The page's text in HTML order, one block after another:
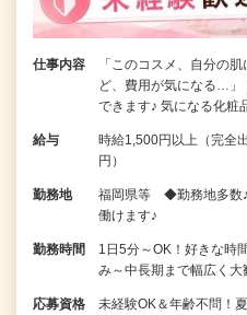
仕事内容
「このコスメ、自分の
ど、費用が気になる…」
できます♪ 気になる化粧
給与
時給1,500円以上（完全
円）
勤務地
福岡県等 ◆勤務地多数♪
働けます♪
勤務時間
1日5分～OK！好きな時
み～中長期まで幅広く大
応募資格
未経験OK＆年齢不問！